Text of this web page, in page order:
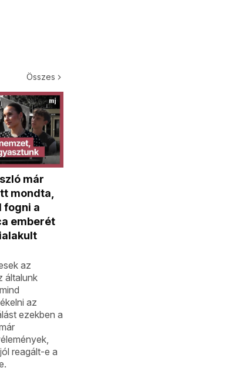
Összes
már
mondta,
fogni a
emberét
az
általunk
az
ezekben a
reagált-e a